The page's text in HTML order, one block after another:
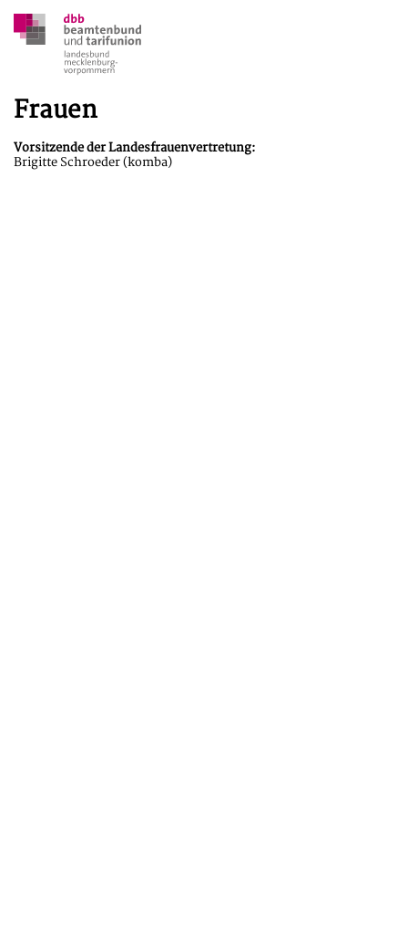
Frauen
Vorsitzende der Landesfrauenvertretung:
Brigitte Schroeder (komba)